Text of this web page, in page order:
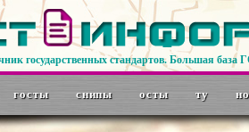
государственных стандартов. Большая
госты снипы осты ту